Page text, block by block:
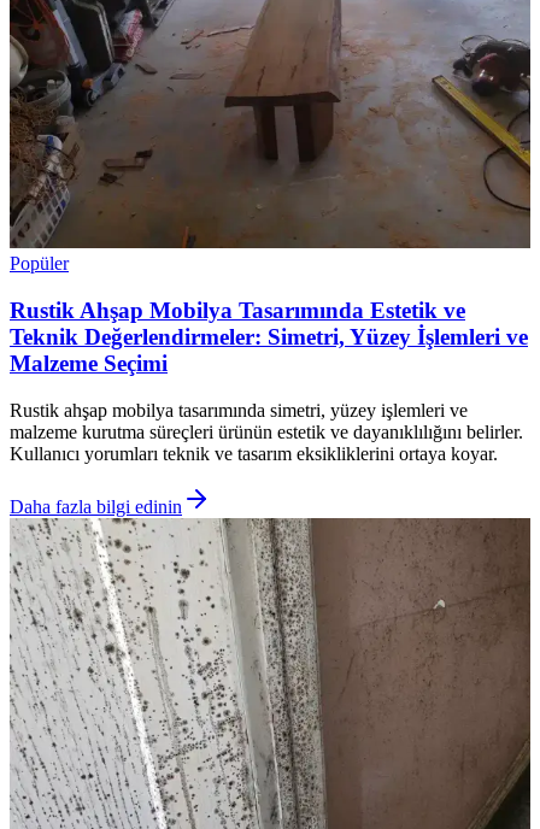
Popüler
Rustik Ahşap Mobilya Tasarımında Estetik ve
Teknik Değerlendirmeler: Simetri, Yüzey İşlemleri ve
Malzeme Seçimi
Rustik ahşap mobilya tasarımında simetri, yüzey işlemleri ve
malzeme kurutma süreçleri ürünün estetik ve dayanıklılığını belirler.
Kullanıcı yorumları teknik ve tasarım eksikliklerini ortaya koyar.
Daha fazla bilgi edinin